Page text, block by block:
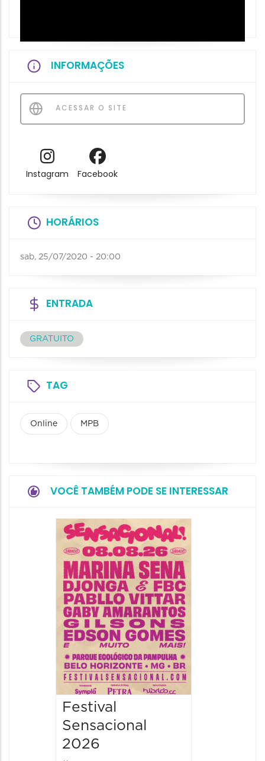
INFORMAÇÕES
ACESSAR O SITE
Instagram Facebook
HORÁRIOS
sab, 25/07/2020 - 20:00
ENTRADA
GRATUITO
TAG
Online MPB
VOCÊ TAMBÉM PODE SE INTERESSAR
Festival
Sensacional
2026